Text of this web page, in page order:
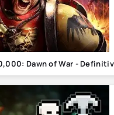
Dawn of War -